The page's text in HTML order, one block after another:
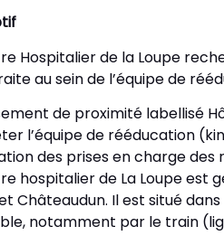
Hospitalier de la Loupe
au sein de l’équipe de
de proximité labellisé
l’équipe de rééducation
des prises en charge des
hospitalier de La Loupe est
Châteaudun. Il est situé
notamment par le train